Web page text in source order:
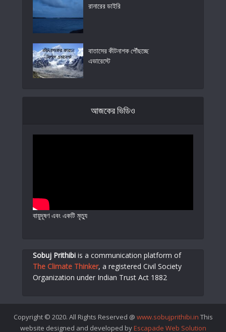
রানারের ডাইরি
বাতাসের কীটনাশক পৌঁছচ্ছে
এভারেস্টে
আজকের ভিডিও
বায়ুদূষণ এবং একটি মৃত্যু
Sobuj Prithibi is a communication platform of
The Climate Thinker, a registered Civil Society
Organization under Indian Trust Act 1882
Copyright © 2020. All Rights Reserved @ www.sobujprithibi.in This
website designed and developed by Escapade Web Solution